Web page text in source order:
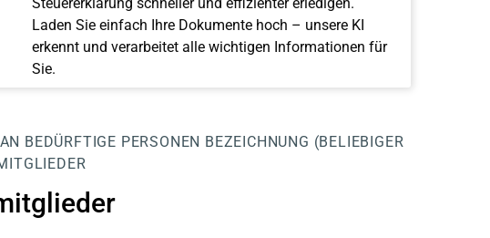
Laden Sie einfach Ihre Dokumente hoch – unsere KI
erkennt und verarbeitet alle wichtigen Informationen für
Sie.
BEDÜRFTIGE PERSONEN BEZEICHNUNG (BELIEBIGER